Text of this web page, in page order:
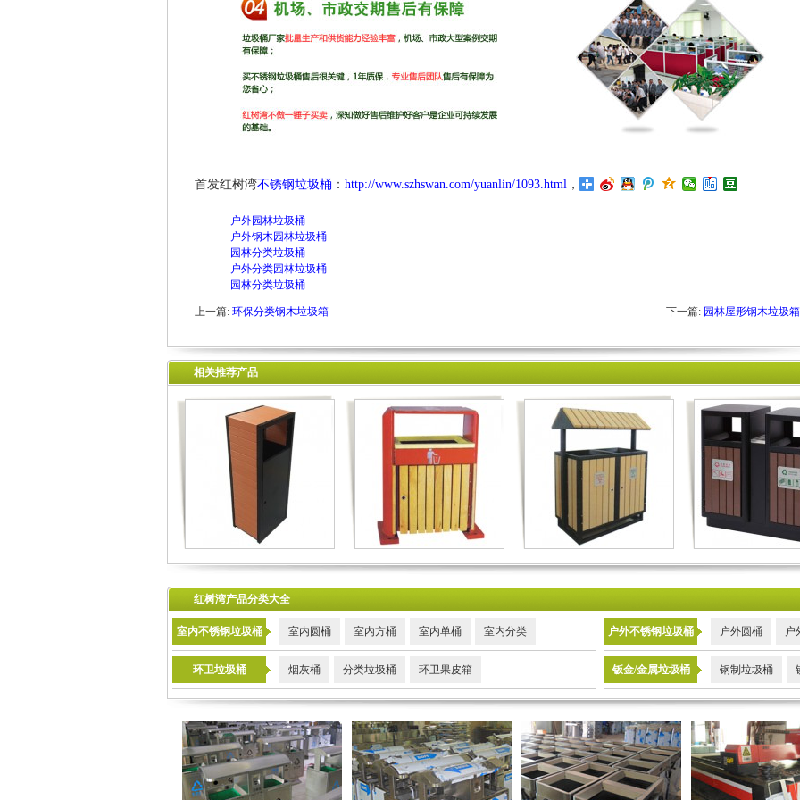
首发红树湾不锈钢垃圾桶 ： http://www.szhswan.com/yuanlin/1093.html ，
户外园林垃圾桶
户外钢木园林垃圾桶
园林分类垃圾桶
户外分类园林垃圾桶
园林分类垃圾桶
上一篇: 环保分类钢木垃圾箱 下一篇: 园林屋形钢木垃圾箱
相关推荐产品
红树湾产品分类大全
室内不锈钢垃圾桶 室内圆桶 室内方桶 室内单桶 室内分类
环卫垃圾桶 烟灰桶 分类垃圾桶 环卫果皮箱
户外不锈钢垃圾桶 户外圆桶 户
钣金/金属垃圾桶 钢制垃圾桶